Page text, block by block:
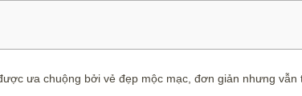
ưa chuộng bởi vẻ đẹp mộc mạc, đơn giản nhưng